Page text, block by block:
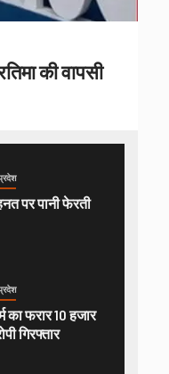
की वापसी
पर पानी फेरती
का फरार 10 हजार
गिरफ्तार